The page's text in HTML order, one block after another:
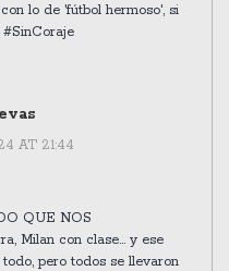
lo de 'fútbol hermoso', si
AT 21:44
QUE NOS
Milan con clase... y ese
pero todos se llevaron